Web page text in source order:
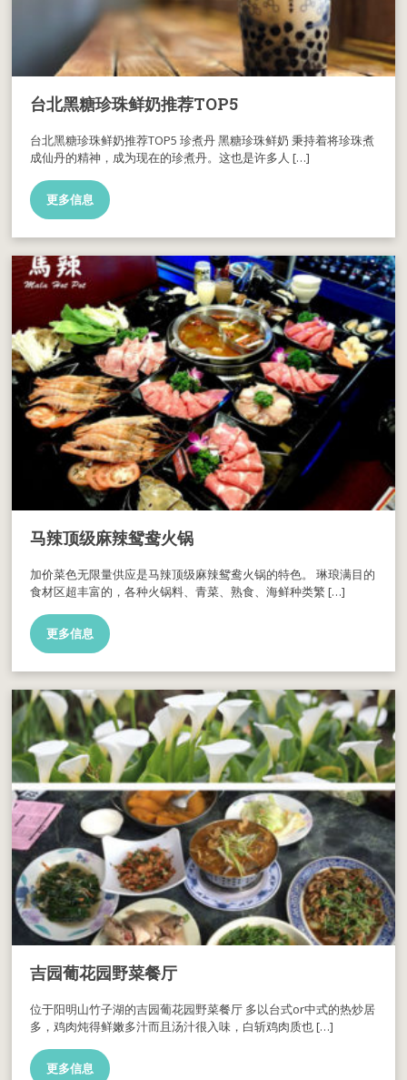
台北黑糖珍珠鲜奶推荐TOP5
台北黑糖珍珠鲜奶推荐TOP5 珍煮丹 黑糖珍珠鲜奶 秉持着将珍珠煮
成仙丹的精神，成为现在的珍煮丹。这也是许多人 […]
更多信息
马辣顶级麻辣鸳鸯火锅
加价菜色无限量供应是马辣顶级麻辣鸳鸯火锅的特色。 琳琅满目的
食材区超丰富的，各种火锅料、青菜、熟食、海鲜种类繁 […]
更多信息
吉园葡花园野菜餐厅
位于阳明山竹子湖的吉园葡花园野菜餐厅 多以台式or中式的热炒居
多，鸡肉炖得鲜嫩多汁而且汤汁很入味，白斩鸡肉质也 […]
更多信息